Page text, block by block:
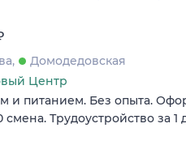
Домодедовская
Центр
и питанием. Без опыта.
смена. Трудоустройство за 1